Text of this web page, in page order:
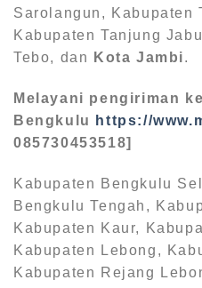
Sarolangun, Kabupaten
Kabupaten Tanjung
Tebo, dan
Kota Jambi.
Melayani pengiriman
Bengkulu
https://
085730453518]
Kabupaten Bengkulu
Bengkulu Tengah,
Kabupaten Kaur,
Kabupaten Lebong,
Kabupaten Rejang